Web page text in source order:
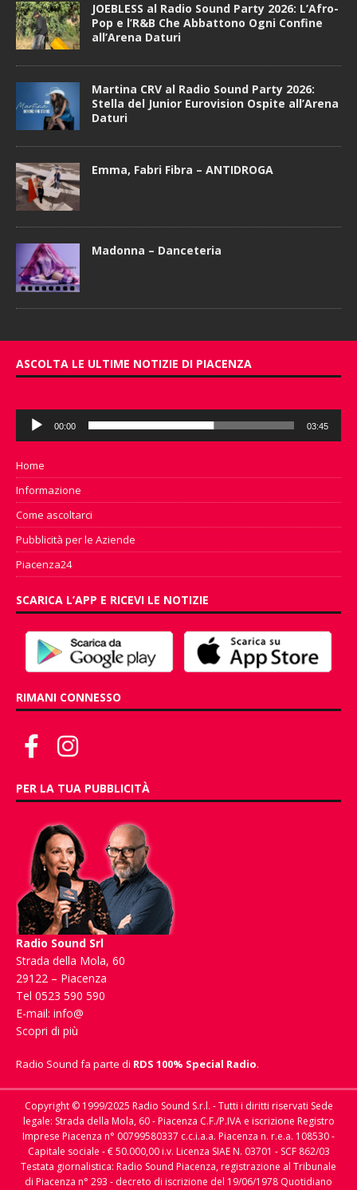
JOEBLESS al Radio Sound Party 2026: L’Afro-
Pop e l’R&B Che Abbattono Ogni Confine
all’Arena Daturi
Martina CRV al Radio Sound Party 2026:
Stella del Junior Eurovision Ospite all’Arena
Daturi
Emma, Fabri Fibra – ANTIDROGA
Madonna – Danceteria
ASCOLTA LE ULTIME NOTIZIE DI PIACENZA
Audio
Player
00:00 03:45
Home
Informazione
Come ascoltarci
Pubblicità per le Aziende
Piacenza24
SCARICA L’APP E RICEVI LE NOTIZIE
RIMANI CONNESSO
PER LA TUA PUBBLICITÀ
Radio Sound Srl
Strada della Mola, 60
29122 – Piacenza
Tel 0523 590 590
E-mail: info@
Scopri di più
Radio Sound fa parte di RDS 100% Special Radio.
Copyright © 1999/2025 Radio Sound S.r.l. - Tutti i diritti riservati Sede
legale: Strada della Mola, 60 - Piacenza C.F./P.IVA e iscrizione Registro
Imprese Piacenza n° 00799580337 c.c.i.a.a. Piacenza n. r.e.a. 108530 -
Capitale sociale - € 50.000,00 i.v. Licenza SIAE N. 03701 - SCF 862/03
Testata giornalistica: Radio Sound Piacenza, registrazione al Tribunale
di Piacenza n° 293 - decreto di iscrizione del 19/06/1978 Quotidiano